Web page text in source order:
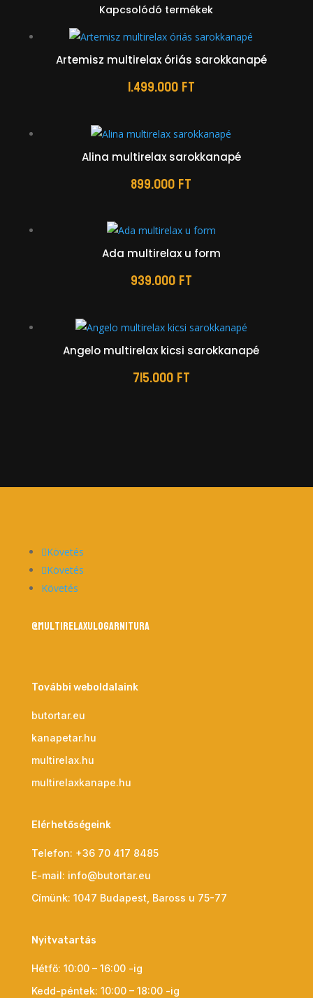
Kapcsolódó termékek
Artemisz multirelax óriás sarokkanapé
1.499.000Ft
Alina multirelax sarokkanapé
899.000Ft
Ada multirelax u form
939.000Ft
Angelo multirelax kicsi sarokkanapé
715.000Ft
Követés
Követés
Követés
@multirelaxulogarnitura
További weboldalaink
butortar.eu
kanapetar.hu
multirelax.hu
multirelaxkanape.hu
Elérhetőségeink
Telefon: +36 70 417 8485
E-mail: info@butortar.eu
Címünk: 1047 Budapest, Baross u 75-77
Nyitvatartás
Hétfő: 10:00 – 16:00 -ig
Kedd-péntek: 10:00 – 18:00 -ig